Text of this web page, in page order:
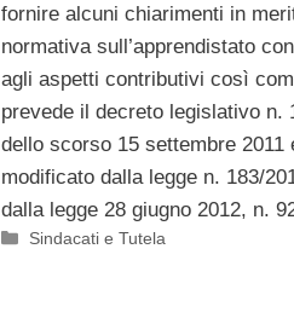
fornire alcuni chiarimenti in
normativa sull’apprendistato
agli aspetti contributivi così
prevede il decreto legislativo n.
dello scorso 15 settembre 2011
modificato dalla legge n. 183/
dalla legge 28 giugno 2012, n.
Categorie
Sindacati e Tutela